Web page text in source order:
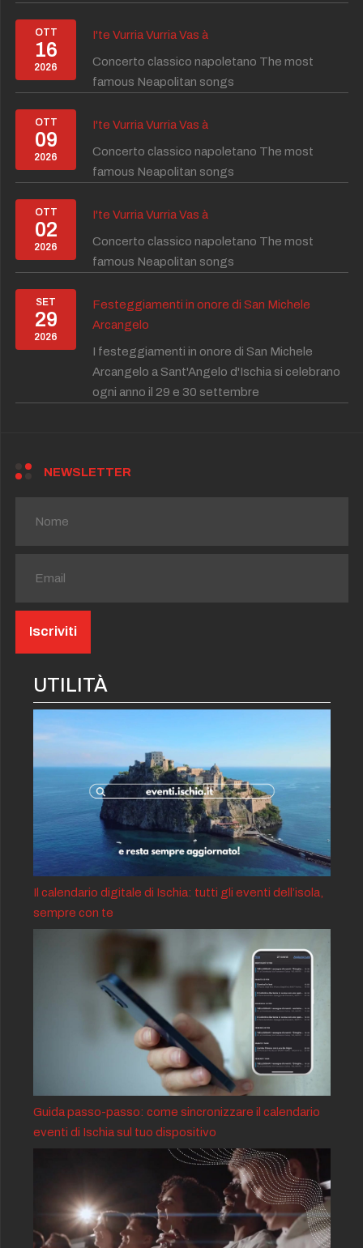
OTT
16
2026
I'te Vurria Vurria Vas à
Concerto classico napoletano The most
famous Neapolitan songs
OTT
09
2026
I'te Vurria Vurria Vas à
Concerto classico napoletano The most
famous Neapolitan songs
OTT
02
2026
I'te Vurria Vurria Vas à
Concerto classico napoletano The most
famous Neapolitan songs
SET
29
2026
Festeggiamenti in onore di San Michele
Arcangelo
I festeggiamenti in onore di San Michele
Arcangelo a Sant'Angelo d'Ischia si celebrano
ogni anno il 29 e 30 settembre
NEWSLETTER
UTILITÀ
Il calendario digitale di Ischia: tutti gli eventi dell’isola,
sempre con te
Guida passo-passo: come sincronizzare il calendario
eventi di Ischia sul tuo dispositivo